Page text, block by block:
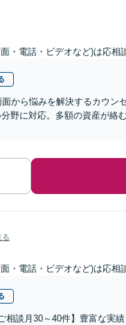
・電話・ビデオなど)は応相
面から悩みを解決するカウ
野に対応。多額の資産が絡
る
・電話・ビデオなど)は応相
相談月30～40件】豊富な実